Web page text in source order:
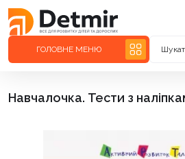
ГОЛОВНЕ МЕНЮ
Навчалочка. Тести з